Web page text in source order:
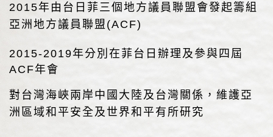
2015年由台日菲三個地方議員聯盟會發起籌組
亞洲地方議員聯盟(ACF)
2015-2019年分別在菲台日辦理及參與四屆
ACF年會
對台灣海峽兩岸中國大陸及台灣關係，維護亞
洲區域和平安全及世界和平有所研究